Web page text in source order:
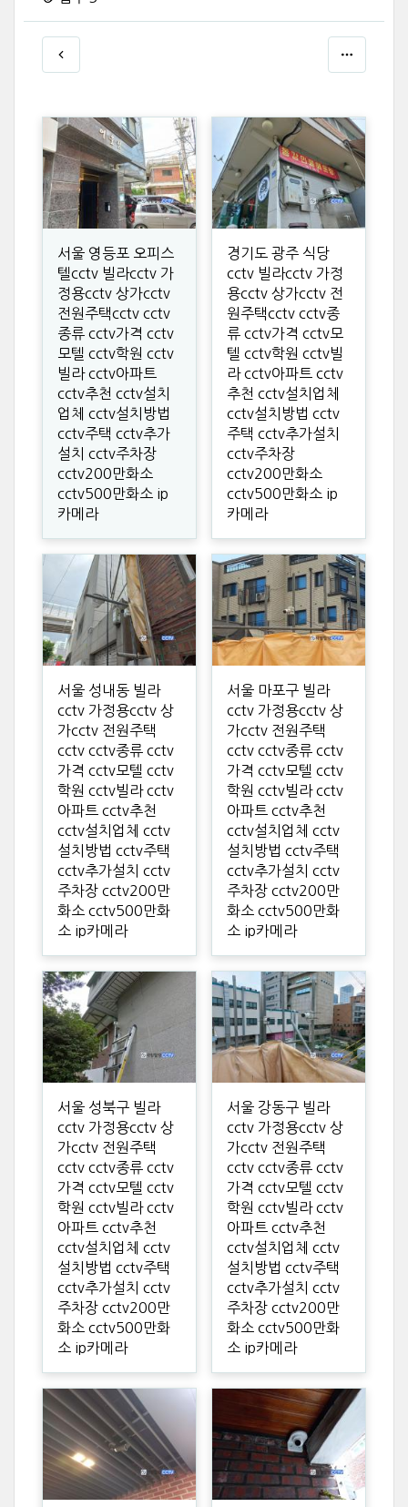
서울 영등포 오피스
텔cctv 빌라cctv 가
정용cctv 상가cctv
전원주택cctv cctv
종류 cctv가격 cctv
모텔 cctv학원 cctv
빌라 cctv아파트
cctv추천 cctv설치
업체 cctv설치방법
cctv주택 cctv추가
설치 cctv주차장
cctv200만화소
cctv500만화소 ip
카메라
경기도 광주 식당
cctv 빌라cctv 가정
용cctv 상가cctv 전
원주택cctv cctv종
류 cctv가격 cctv모
텔 cctv학원 cctv빌
라 cctv아파트 cctv
추천 cctv설치업체
cctv설치방법 cctv
주택 cctv추가설치
cctv주차장
cctv200만화소
cctv500만화소 ip
카메라
서울 성내동 빌라
cctv 가정용cctv 상
가cctv 전원주택
cctv cctv종류 cctv
가격 cctv모텔 cctv
학원 cctv빌라 cctv
아파트 cctv추천
cctv설치업체 cctv
설치방법 cctv주택
cctv추가설치 cctv
주차장 cctv200만
화소 cctv500만화
소 ip카메라
서울 마포구 빌라
cctv 가정용cctv 상
가cctv 전원주택
cctv cctv종류 cctv
가격 cctv모텔 cctv
학원 cctv빌라 cctv
아파트 cctv추천
cctv설치업체 cctv
설치방법 cctv주택
cctv추가설치 cctv
주차장 cctv200만
화소 cctv500만화
소 ip카메라
서울 성북구 빌라
cctv 가정용cctv 상
가cctv 전원주택
cctv cctv종류 cctv
가격 cctv모텔 cctv
학원 cctv빌라 cctv
아파트 cctv추천
cctv설치업체 cctv
설치방법 cctv주택
cctv추가설치 cctv
주차장 cctv200만
화소 cctv500만화
소 ip카메라
서울 강동구 빌라
cctv 가정용cctv 상
가cctv 전원주택
cctv cctv종류 cctv
가격 cctv모텔 cctv
학원 cctv빌라 cctv
아파트 cctv추천
cctv설치업체 cctv
설치방법 cctv주택
cctv추가설치 cctv
주차장 cctv200만
화소 cctv500만화
소 ip카메라